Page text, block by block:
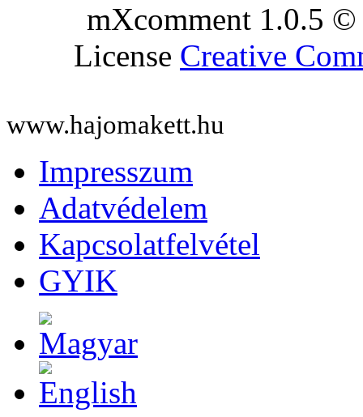
mXcomment 1.0.5
License Creative
www.hajomakett.hu
Impresszum
Adatvédelem
Kapcsolatfelvétel
GYIK